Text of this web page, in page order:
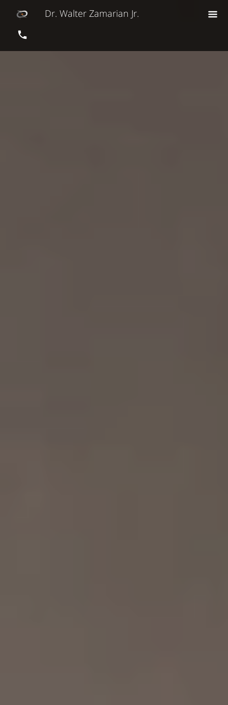
Dr. Walter Zamarian Jr.